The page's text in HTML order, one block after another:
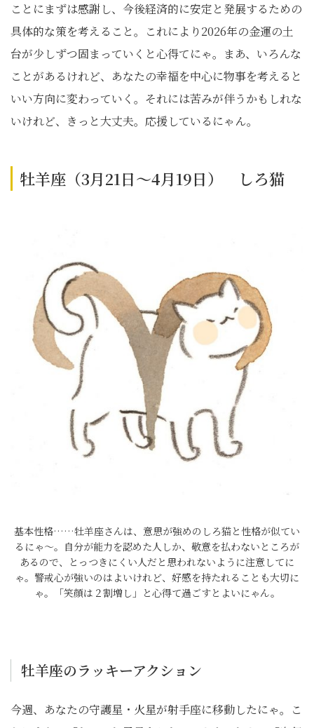
ことにまずは感謝し、今後経済的に安定と発展するための
具体的な策を考えること。これにより2026年の金運の土
台が少しずつ固まっていくと心得てにゃ。まあ、いろんな
ことがあるけれど、あなたの幸福を中心に物事を考えると
いい方向に変わっていく。それには苦みが伴うかもしれな
いけれど、きっと大丈夫。応援しているにゃん。
牡羊座（3月21日～4月19日） しろ猫
基本性格……牡羊座さんは、意思が強めのしろ猫と性格が似てい
るにゃ～。自分が能力を認めた人しか、敬意を払わないところが
あるので、とっつきにくい人だと思われないように注意してに
ゃ。警戒心が強いのはよいけれど、好感を持たれることも大切に
ゃ。「笑顔は２割増し」と心得て過ごすとよいにゃん。
牡羊座のラッキーアクション
今週、あなたの守護星・火星が射手座に移動したにゃ。こ